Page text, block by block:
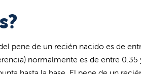
pene de un recién nacido es de
normalmente es de entre 0.35